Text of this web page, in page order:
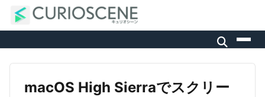
macOS High Sierraでスクリー